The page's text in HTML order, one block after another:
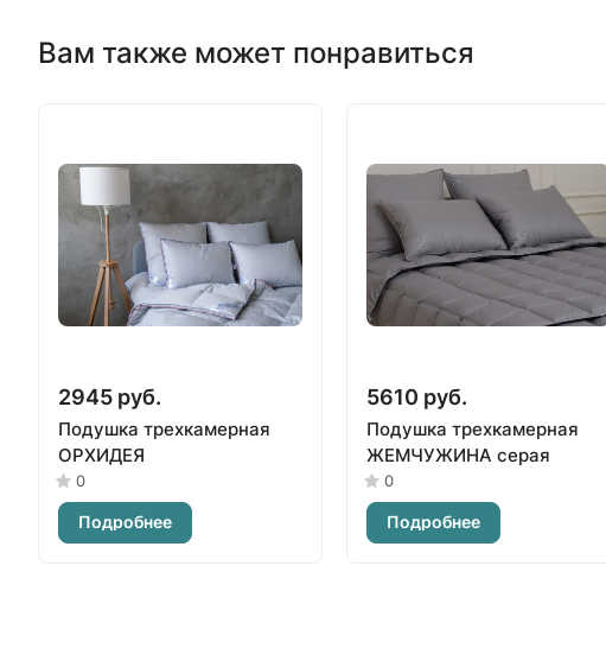
Вам также может понравиться
2945 руб.
Подушка трехкамерная
ОРХИДЕЯ
0
Подробнее
5610 руб.
Подушка трехкамерная
ЖЕМЧУЖИНА серая
0
Подробнее